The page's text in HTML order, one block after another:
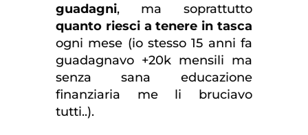
guadagni, ma soprattutto
quanto riesci a tenere in tasca
ogni mese (io stesso 15 anni fa
guadagnavo +20k mensili ma
senza sana educazione
finanziaria me li bruciavo
tutti..).